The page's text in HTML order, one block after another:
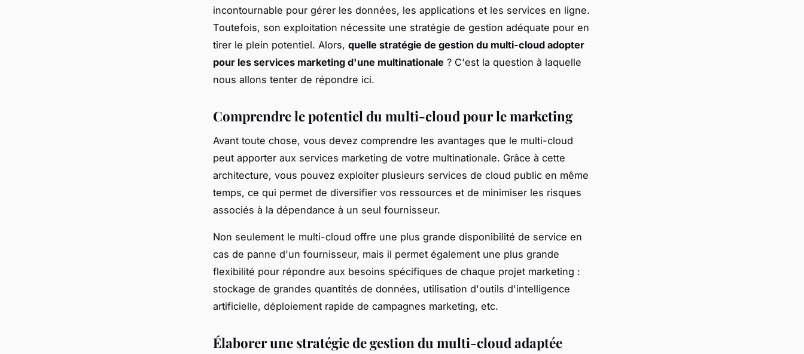
incontournable pour gérer les données, les applications et les services en ligne.
Toutefois, son exploitation nécessite une stratégie de gestion adéquate pour en
tirer le plein potentiel. Alors, quelle stratégie de gestion du multi-cloud adopter
pour les services marketing d'une multinationale ? C'est la question à laquelle
nous allons tenter de répondre ici.
Comprendre le potentiel du multi-cloud pour le marketing
Avant toute chose, vous devez comprendre les avantages que le multi-cloud
peut apporter aux services marketing de votre multinationale. Grâce à cette
architecture, vous pouvez exploiter plusieurs services de cloud public en même
temps, ce qui permet de diversifier vos ressources et de minimiser les risques
associés à la dépendance à un seul fournisseur.
Non seulement le multi-cloud offre une plus grande disponibilité de service en
cas de panne d'un fournisseur, mais il permet également une plus grande
flexibilité pour répondre aux besoins spécifiques de chaque projet marketing :
stockage de grandes quantités de données, utilisation d'outils d'intelligence
artificielle, déploiement rapide de campagnes marketing, etc.
Élaborer une stratégie de gestion du multi-cloud adaptée